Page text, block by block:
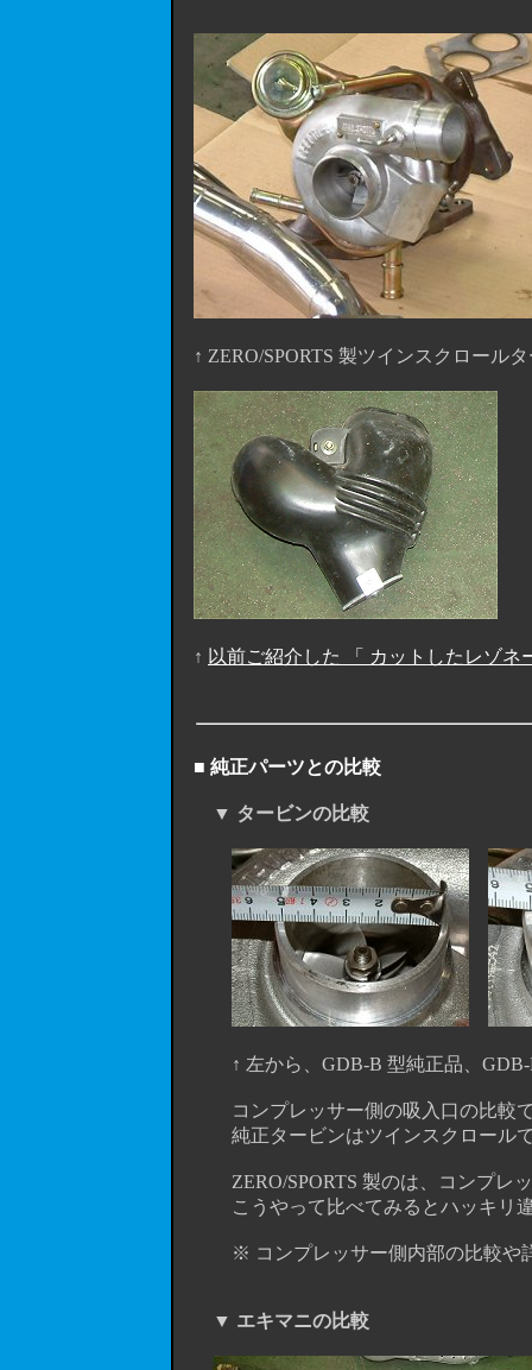
↑ ZERO/SPORTS 製ツインスクロー
↑ 以前ご紹介した 「 カットしたレゾネ
■ 純正パーツとの比較
▼ タービンの比較
↑ 左から、GDB-B 型純正品、GDB-D
コンプレッサー側の吸入口の比較
純正タービンはツインスクロールで
ZERO/SPORTS 製のは、コンプレッ
こうやって比べてみるとハッキリ違
※ コンプレッサー側内部の比較や詳
▼ エキマニの比較